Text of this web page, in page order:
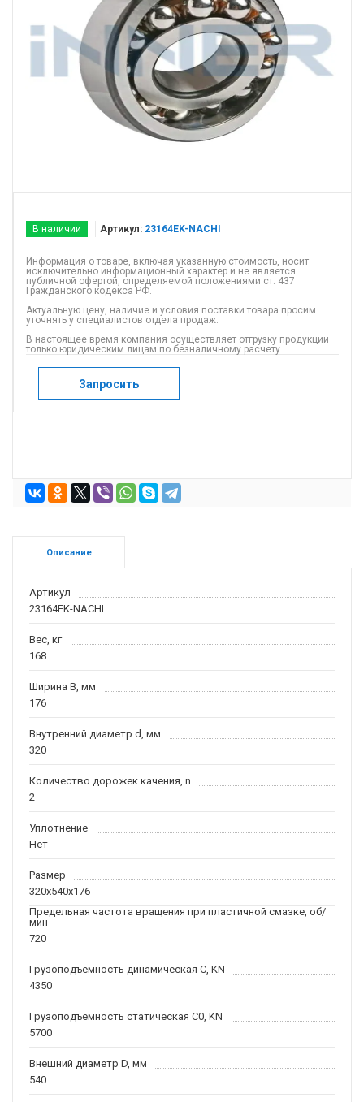
В наличии Артикул: 23164EK-NACHI
Информация о товаре, включая указанную стоимость, носит
исключительно информационный характер и не является
публичной офертой, определяемой положениями ст. 437
Гражданского кодекса РФ.
Актуальную цену, наличие и условия поставки товара просим
уточнять у специалистов отдела продаж.
В настоящее время компания осуществляет отгрузку продукции
только юридическим лицам по безналичному расчету.
Запросить
Описание
Артикул
23164EK-NACHI
Вес, кг
168
Ширина B, мм
176
Внутренний диаметр d, мм
320
Количество дорожек качения, n
2
Уплотнение
Нет
Размер
320x540x176
Предельная частота вращения при пластичной смазке, об/
мин
720
Грузоподъемность динамическая C, KN
4350
Грузоподъемность статическая C0, KN
5700
Внешний диаметр D, мм
540